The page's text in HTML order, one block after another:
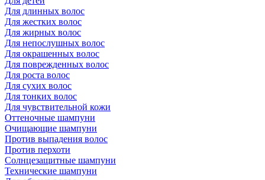
Для длинных волос
Для жестких волос
Для жирных волос
Для непослушных волос
Для окрашенных волос
Для поврежденных волос
Для роста волос
Для сухих волос
Для тонких волос
Для чувствительной кожи
Оттеночные шампуни
Очищающие шампуни
Против выпадения волос
Против перхоти
Солнцезащитные шампуни
Технические шампуни